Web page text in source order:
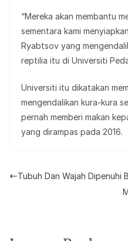
“Mereka akan membantu
sementara kami
Ryabtsov yang
reptilia itu di Universiti
Universiti itu dikatakan
mengendalikan kura-kura
pernah memberi makan
yang dirampas pada 2016.
Tubuh Dan Wajah Dipenuhi